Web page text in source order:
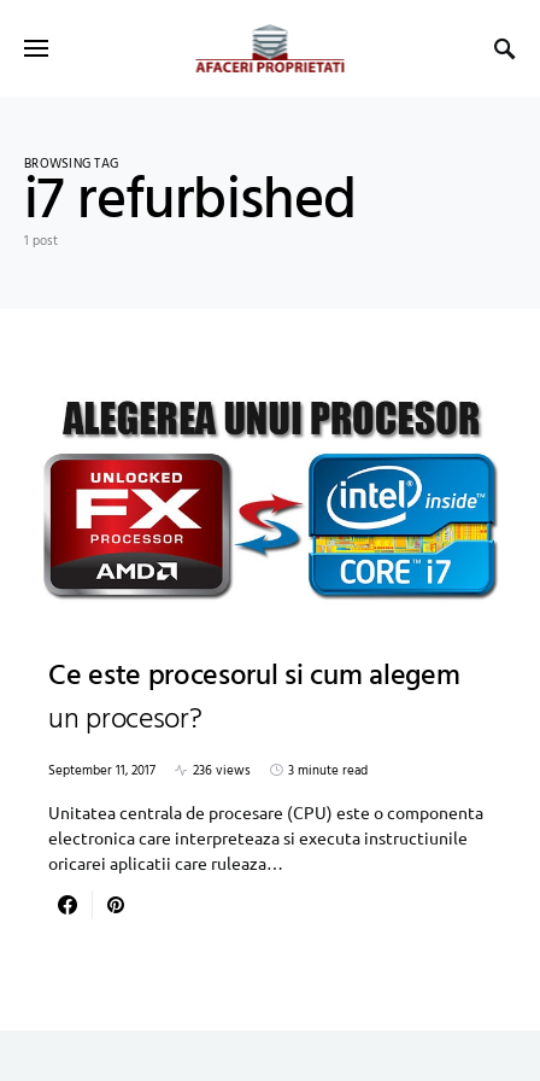
BROWSING TAG
i7 refurbished
1 post
Ce este procesorul si cum alegem
un procesor?
September 11, 2017 236 views
3 minute read
Unitatea centrala de procesare (CPU) este o componenta
electronica care interpreteaza si executa instructiunile
oricarei aplicatii care ruleaza…